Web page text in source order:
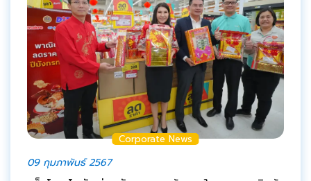
Corporate News
09 กุมภาพันธ์ 2567